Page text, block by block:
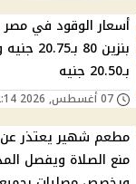
أسعار الوقود في مصر
بنزين 80
بـ20.50 جنيه
07 أغسطس, 2026 12:14 ص
مطعم شهير يعتذر
منع الصلاة ويفصل